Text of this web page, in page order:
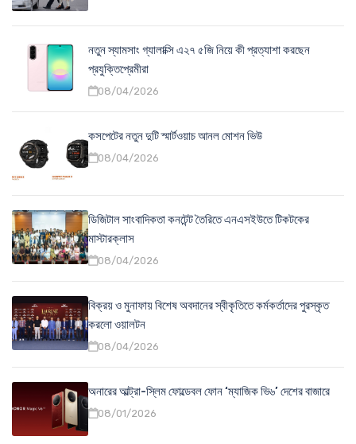
নতুন স্যামসাং গ্যালাক্সি এ২৭ ৫জি নিয়ে কী প্রত্যাশা করছেন
প্রযুক্তিপ্রেমীরা
08/04/2026
কসপেটের নতুন দুটি স্মার্টওয়াচ আনল মোশন ভিউ
08/04/2026
ডিজিটাল সাংবাদিকতা কনটেন্ট তৈরিতে এনএসইউতে টিকটকের
মাস্টারক্লাস
08/04/2026
বিক্রয় ও মুনাফায় বিশেষ অবদানের স্বীকৃতিতে কর্মকর্তাদের পুরস্কৃত
করলো ওয়ালটন
08/04/2026
অনারের আল্ট্রা-স্লিম ফোল্ডেবল ফোন ‘ম্যাজিক ভি৬’ দেশের বাজারে
08/01/2026